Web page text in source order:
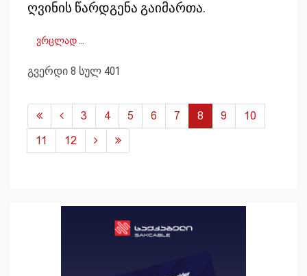
ღვინის წარდგენა გაიმართა.
ვრცლად …
გვერდი 8 სულ 401
3 4 5 6 7 8 9 10
11 12